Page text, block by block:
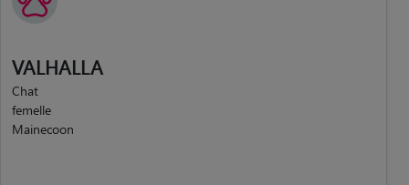
VALHALLA
Chat
femelle
Mainecoon